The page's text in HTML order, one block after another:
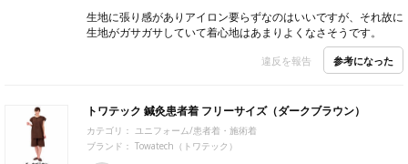
生地に張り感がありアイロン要らずなのはいいですが、それ故に
生地がガサガサしていて着心地はあまりよくなさそうです。
違反を報告 参考になった
トワテック 鍼灸患者着 フリーサイズ（ダークブラウン）
カテゴリ：
ユニフォーム/患者着・施術着
ブランド： Towatech（トワテック）